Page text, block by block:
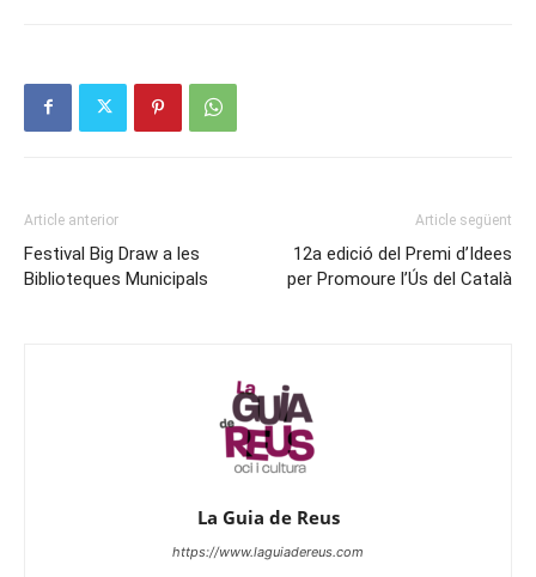
Article anterior
Festival Big Draw a les
Biblioteques Municipals
Article següent
12a edició del Premi d’Idees
per Promoure l’Ús del Català
La Guia de Reus
https://www.laguiadereus.com